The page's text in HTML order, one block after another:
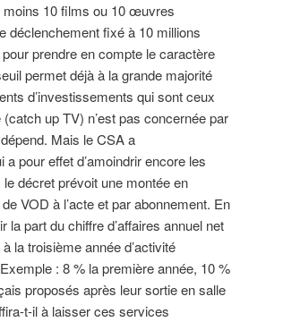
moins 10 films ou 10 œuvres
déclenchement fixé à 10 millions
prendre en compte le caractère
permet déjà à la grande majorité
d’investissements qui sont ceux
up TV) n’est pas concernée par
Mais le CSA a
pour effet d’amoindrir encore les
décret prévoit une montée en
VOD à l’acte et par abonnement. En
part du chiffre d’affaires annuel net
la troisième année d’activité
: 8 % la première année, 10 %
proposés après leur sortie en salle
t-il à laisser ces services